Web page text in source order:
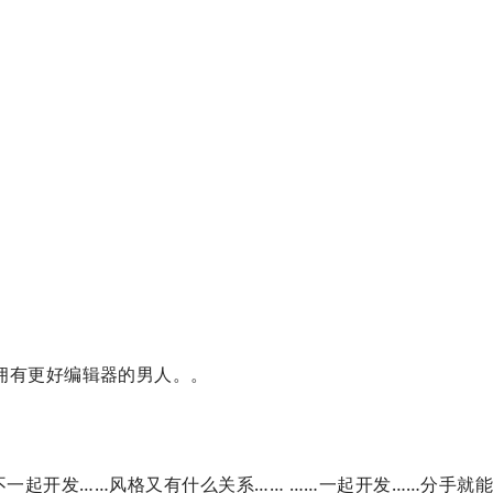
更好编辑器的男人。。
一起开发……风格又有什么关系…… ……一起开发……分手就